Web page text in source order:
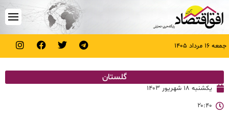
جمعه ۱۶ مرداد ۱۴۰۵
گلستان
یکشنبه ۱۸ شهریور ۱۴۰۳
۲۰:۴۰